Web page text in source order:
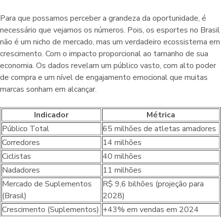
Para que possamos perceber a grandeza da oportunidade, é
necessário que vejamos os números. Pois, os esportes no Brasil
não é um nicho de mercado, mas um verdadeiro ecossistema em
crescimento. Com o impacto proporcional ao tamanho de sua
economia. Os dados revelam um público vasto, com alto poder
de compra e um nível de engajamento emocional que muitas
marcas sonham em alcançar.
Indicador
Métrica
Público Total
65 milhões de atletas amadores
Corredores
14 milhões
Ciclistas
40 milhões
Nadadores
11 milhões
Mercado de Suplementos
(Brasil)
R$ 9,6 bilhões (projeção para
2028)
Crescimento (Suplementos) +43% em vendas em 2024